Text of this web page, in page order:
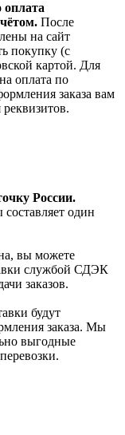
оплата
После
на сайт
покупку (с
картой. Для
оплата по
заказа вам
России.
один
вы можете
службой СДЭК
заказов.
будут
заказа. Мы
выгодные